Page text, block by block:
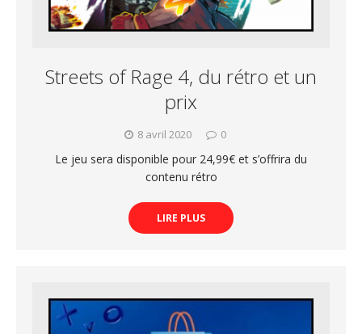
Streets of Rage 4, du rétro et un
prix
8 avril 2020 0
Le jeu sera disponible pour 24,99€ et s’offrira du
contenu rétro
LIRE PLUS